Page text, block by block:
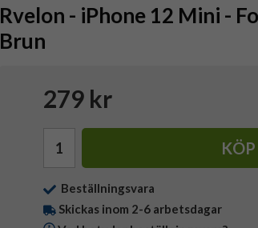
Rvelon - iPhone 12 Mini -
Brun
279 kr
KÖP
Beställningsvara
Skickas inom 2-6 arbetsdagar